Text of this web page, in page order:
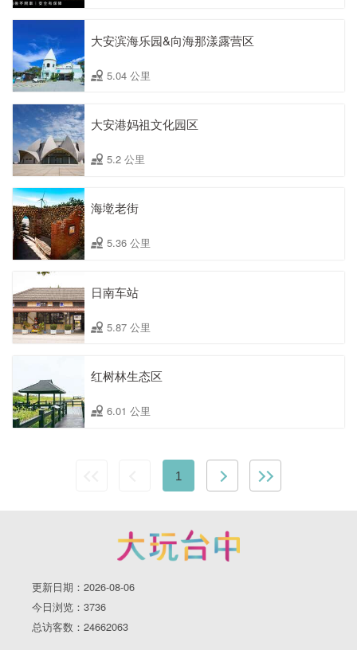
大安滨海乐园&向海那漾露营区
5.04 公里
大安港妈祖文化园区
5.2 公里
海墘老街
5.36 公里
日南车站
5.87 公里
红树林生态区
6.01 公里
1
更新日期：2026-08-06
今日浏览：3736
总访客数：24662063